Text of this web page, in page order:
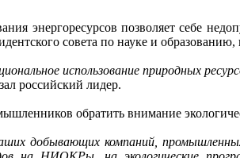
энергоресурсов позволяет себе
совета по науке и образованию,
использование природных
российский лидер.
обратить внимание
добывающих компаний,